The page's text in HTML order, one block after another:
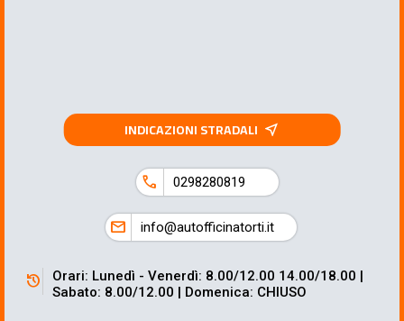
INDICAZIONI STRADALI near_me
call 0298280819
mail info@autofficinatorti.it
history
Orari: Lunedì - Venerdì: 8.00/12.00 14.00/18.00 |
Sabato: 8.00/12.00 | Domenica: CHIUSO